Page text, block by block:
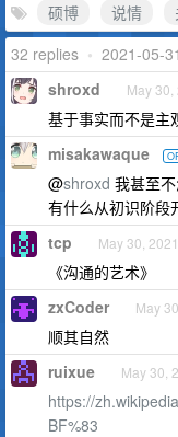
硕博
说情
32 replies • 2021-05-
shroxd May
基于事实而不是主
misakawaque
@shroxd 我甚至
有什么从初识阶段
tcp May 30,
《沟通的艺术》
zxCoder May
顺其自然
ruixue May 30,
https://
BF%83